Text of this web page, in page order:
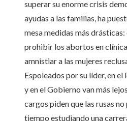
superar su enorme crisis
ayudas a las familias, ha
mesa medidas más drásticas:
prohibir los abortos en
amnistiar a las mujeres
Espoleados por su líder, en el
y en el Gobierno van más
cargos piden que las rusas
tiempo estudiando una